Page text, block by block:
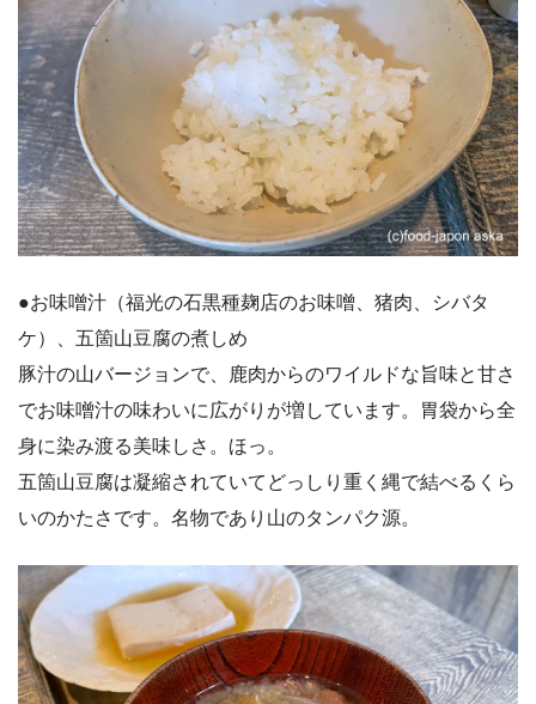
●お味噌汁（福光の石黒種麹店のお味噌、猪肉、シバタ
ケ）、五箇山豆腐の煮しめ
豚汁の山バージョンで、鹿肉からのワイルドな旨味と甘さ
でお味噌汁の味わいに広がりが増しています。胃袋から全
身に染み渡る美味しさ。ほっ。
五箇山豆腐は凝縮されていてどっしり重く縄で結べるくら
いのかたさです。名物であり山のタンパク源。